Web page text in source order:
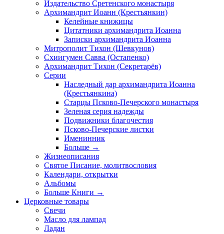
Издательство Сретенского монастыря
Архимандрит Иоанн (Крестьянкин)
Келейные книжицы
Цитатники архимандрита Иоанна
Записки архимандрита Иоанна
Митрополит Тихон (Шевкунов)
Схиигумен Савва (Остапенко)
Архимандрит Тихон (Секретарёв)
Серии
Наследный дар архимандрита Иоанна
(Крестьянкина)
Старцы Псково-Печерского монастыря
Зеленая серия надежды
Подвижники благочестия
Псково-Печерские листки
Именинник
Больше →
Жизнеописания
Святое Писание, молитвословия
Календари, открытки
Альбомы
Больше Книги →
Церковные товары
Свечи
Масло для лампад
Ладан